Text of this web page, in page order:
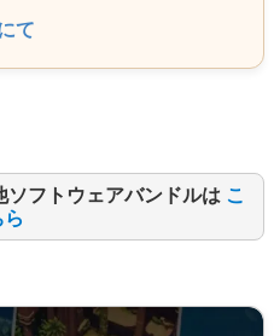
て
ソフトウェアバンドルは こ
ら